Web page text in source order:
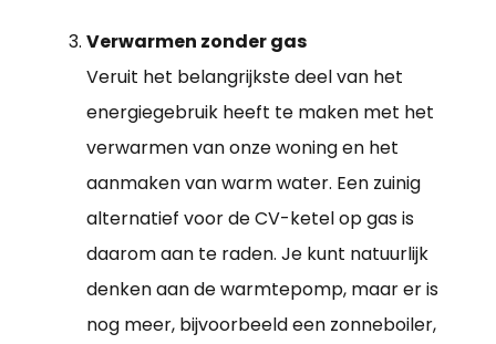
Verwarmen zonder gas
Veruit het belangrijkste deel van het
energiegebruik heeft te maken met het
verwarmen van onze woning en het
aanmaken van warm water. Een zuinig
alternatief voor de CV-ketel op gas is
daarom aan te raden. Je kunt natuurlijk
denken aan de warmtepomp, maar er is
nog meer, bijvoorbeeld een zonneboiler,